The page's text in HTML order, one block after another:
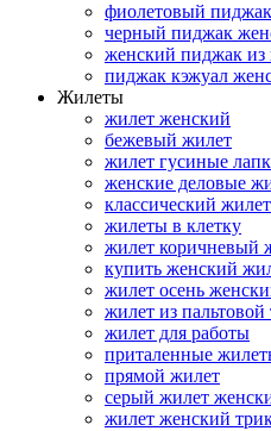
фиолетовый
черный пиджак
женский пиджак из
пиджак кэжуал
Жилеты
жилет женский
бежевый жилет
жилет гусиные
женские деловые
классический
жилеты в клетку
жилет коричневый
купить женский
жилет осень
жилет из пальтовой
жилет для работы
приталенные
прямой жилет
серый жилет
жилет женский